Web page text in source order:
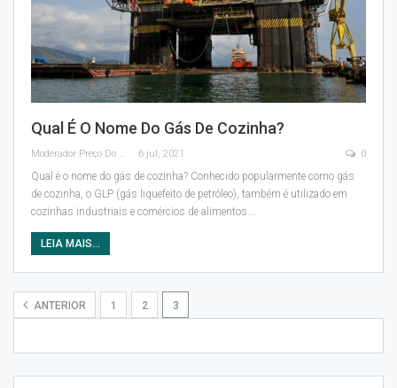
Qual É O Nome Do Gás De Cozinha?
6 jul, 2021 0
Qual é o nome do gás de cozinha? Conhecido popularmente como gás
de cozinha, o GLP (gás liquefeito de petróleo), também é utilizado em
cozinhas industriais e comércios de alimentos.
LEIA MAIS...
ANTERIOR 1 2 3